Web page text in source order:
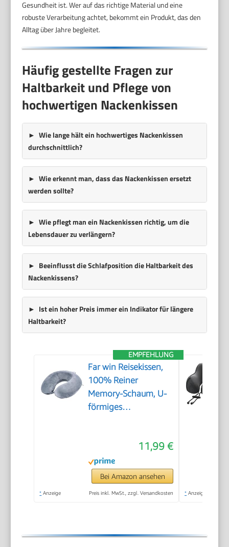
Gesundheit ist. Wer auf das richtige Material und eine
robuste Verarbeitung achtet, bekommt ein Produkt, das den
Alltag über Jahre begleitet.
Häufig gestellte Fragen zur
Haltbarkeit und Pflege von
hochwertigen Nackenkissen
Wie lange hält ein hochwertiges Nackenkissen
durchschnittlich?
Wie erkennt man, dass das Nackenkissen ersetzt
werden sollte?
Wie pflegt man ein Nackenkissen richtig, um die
Lebensdauer zu verlängern?
Beeinflusst die Schlafposition die Haltbarkeit des
Nackenkissens?
Ist ein hoher Preis immer ein Indikator für längere
Haltbarkeit?
EMPFEHLUNG
Far win Reisekissen,
100% Reiner
Memory-Schaum, U-
förmiges
für Flugzeugstuhl,
Auto, Zuhause, Büro,
Schlaf (grau)
11,99 €
Bei Amazon ansehen
* Anzeige Preis inkl. MwSt., zzgl. Versandkosten * Anzeige